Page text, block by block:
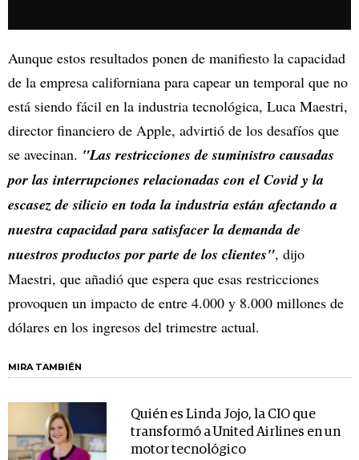
Aunque estos resultados ponen de manifiesto la capacidad
de la empresa californiana para capear un temporal que no
está siendo fácil en la industria tecnológica, Luca Maestri,
director financiero de Apple, advirtió de los desafíos que
se avecinan. "Las restricciones de suministro causadas
por las interrupciones relacionadas con el Covid y la
escasez de silicio en toda la industria están afectando a
nuestra capacidad para satisfacer la demanda de
nuestros productos por parte de los clientes", dijo
Maestri, que añadió que espera que esas restricciones
provoquen un impacto de entre 4.000 y 8.000 millones de
dólares en los ingresos del trimestre actual.
MIRA TAMBIÉN
Quién es Linda Jojo, la CIO que
transformó a United Airlines en un
motor tecnológico